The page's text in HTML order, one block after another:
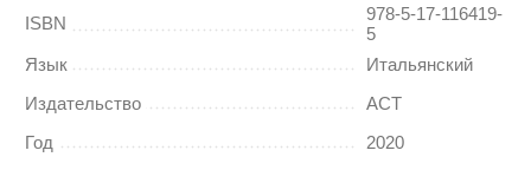
ISBN
978-5-17-116419-
5
Язык
Итальянский
Издательство
АСТ
Год
2020